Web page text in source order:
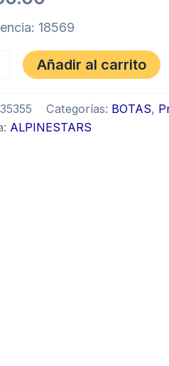
18569
Añadir al carrito
35355 Categorías: BOTAS,
ALPINESTARS